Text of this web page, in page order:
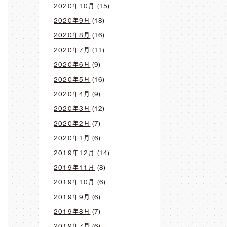
2020年10月 (15)
2020年9月 (18)
2020年8月 (16)
2020年7月 (11)
2020年6月 (9)
2020年5月 (16)
2020年4月 (9)
2020年3月 (12)
2020年2月 (7)
2020年1月 (6)
2019年12月 (14)
2019年11月 (8)
2019年10月 (6)
2019年9月 (6)
2019年8月 (7)